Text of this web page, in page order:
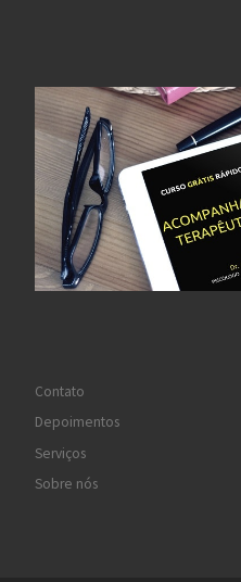
Contato
Depoimentos
Serviços
Sobre nós